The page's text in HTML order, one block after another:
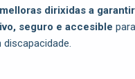
melloras dirixidas a
seguro e accesible